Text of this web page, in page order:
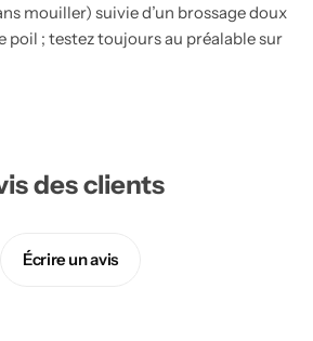
mouiller) suivie d’un brossage doux
poil ; testez toujours au préalable sur
des clients
Écrire un avis